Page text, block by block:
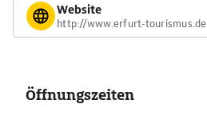
Website
http://www.erfurt-tourismus.de
Öffnungszeiten